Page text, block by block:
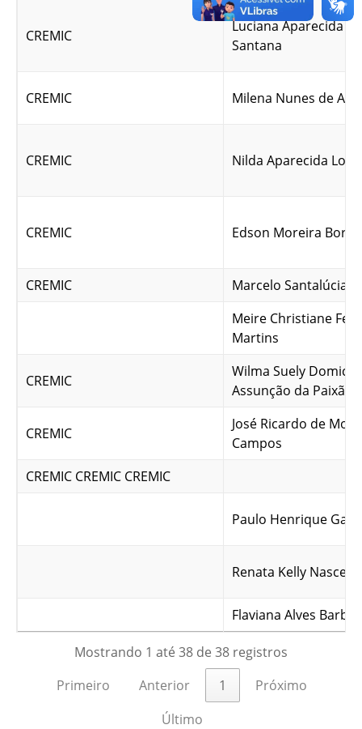
CREMIC
Luciana Aparecida
Santana
CREMIC Milena Nunes de
CREMIC Nilda Aparecida
CREMIC Edson Moreira
CREMIC
Marcelo Santalúcia
Meire Christiane
Martins
CREMIC
Wilma Suely
Assunção da Paixão
CREMIC
José Ricardo de
Campos
CREMIC CREMIC CREMIC
Paulo Henrique
Renata Kelly
Flaviana Alves
Mostrando 1 até 38 de 38 registros
Primeiro
Anterior 1
Próximo
Último